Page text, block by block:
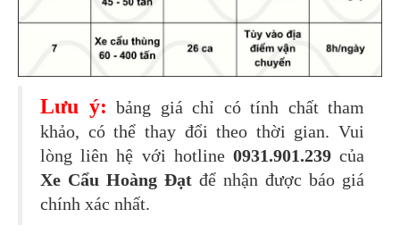
Lưu ý: bảng giá chỉ có tính chất tham
khảo, có thể thay đổi theo thời gian. Vui
lòng liên hệ với hotline 0931.901.239của
Xe Cẩu Hoàng Đạt để nhận được báo giá
chính xác nhất.